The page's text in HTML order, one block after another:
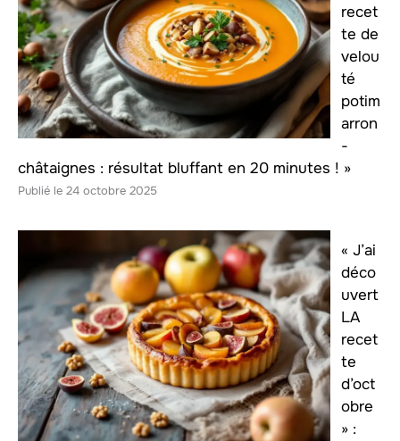
recet
te de
velou
té
potim
arron
-
châtaignes : résultat bluffant en 20 minutes ! »
24 octobre 2025
« J’ai
déco
uvert
LA
recet
te
d’oct
obre
» :